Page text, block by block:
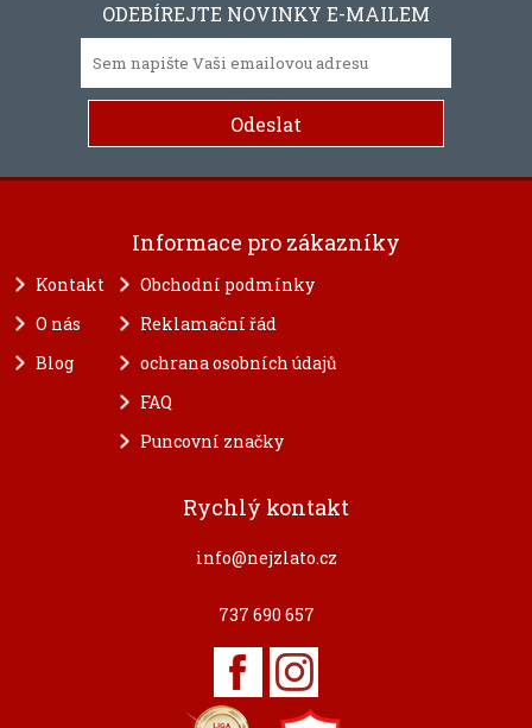
ODEBÍREJTE NOVINKY E-MAILEM
Informace pro zákazníky
Kontakt
O nás
Blog
Obchodní podmínky
Reklamační řád
ochrana osobních údajů
FAQ
Puncovní značky
Rychlý kontakt
info@nejzlato.cz
737 690 657